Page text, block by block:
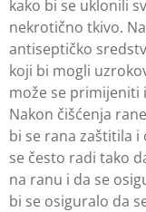
kako bi se uklonili
nekrotično tkivo.
antiseptičko
koji bi mogli
može se primijeniti
Nakon čišćenja
bi se rana zaštitila i
se često radi tako
na ranu i da se
bi se osiguralo da